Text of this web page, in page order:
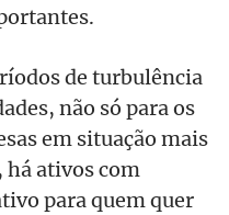
de turbulência
não só para os
em situação mais
ativos com
para quem quer